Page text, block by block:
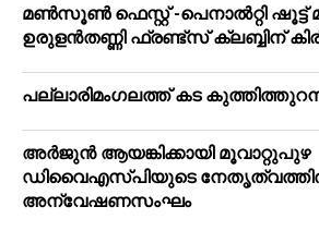
മൺസൂൺ ഫെസ്റ്റ് -പെനാൽറ്റി ഷൂട്ട്
ഉരുളൻതണ്ണി ഫ്രണ്ട്സ് ക്ലബ്ബിന്
പ​ല്ലാ​രി​മം​ഗ​ല​ത്ത് ക​ട
അര്‍ജുന്‍ ആയങ്കിക്കായി മൂവാറ്റുപുഴ
ഡിവൈഎസ്പിയുടെ
അന്വേഷണസംഘം